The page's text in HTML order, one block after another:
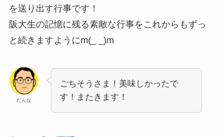
を送り出す行事です！
阪大生の記憶に残る素敵な行事をこれからもずっ
と続きますようにm(_ _)m
だんな
ごちそうさま！美味しかったで
す！またきます！